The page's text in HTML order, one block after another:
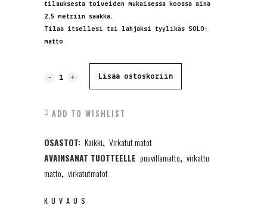
tilauksesta toiveiden mukaisessa koossa aina
2,5 metriin saakka.
Tilaa itsellesi tai lahjaksi tyylikäs SOLO-
matto
SOLO-
suorakaide,
60x120cm,
useita
Lisää ostoskoriin
ADD TO WISHLIST
OSASTOT: Kaikki, Virkatut matot
AVAINSANAT TUOTTEELLE puuvillamatto, virkattu
matto, virkatutmatot
KUVAUS